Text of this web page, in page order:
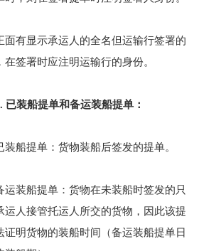
面有显示承运人的全名但运输行签署的
在签署时应注明运输行的身份。
已装船提单和备运装船提单：
装船提单：货物装船后签发的提单。
运装船提单：货物在未装船时签发的只
运人接管托运人所交的货物，因此该提
证明货物的装船时间（备运装船提单日